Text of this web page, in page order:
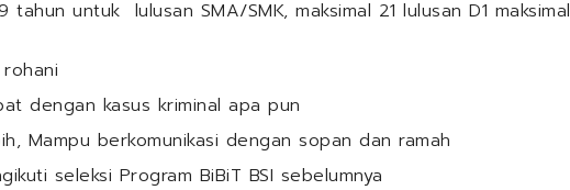
tahun untuk lulusan SMA/SMK, maksimal 21 lulusan D1 maksimal
dengan kasus kriminal apa pun
Mampu berkomunikasi dengan sopan dan ramah
seleksi Program BiBiT BSI sebelumnya